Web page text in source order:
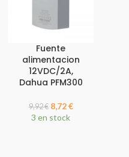
Fuente
alimentacion
12VDC/2A,
Dahua PFM300
9,92€ 8,72€
3 en stock